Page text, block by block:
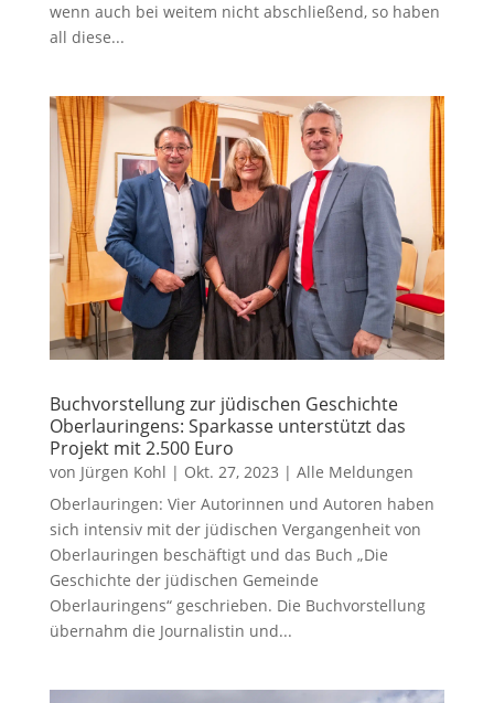
wenn auch bei weitem nicht abschließend, so haben
all diese...
Buchvorstellung zur jüdischen Geschichte
Oberlauringens: Sparkasse unterstützt das
Projekt mit 2.500 Euro
von Jürgen Kohl | Okt. 27, 2023 | Alle Meldungen
Oberlauringen: Vier Autorinnen und Autoren haben
sich intensiv mit der jüdischen Vergangenheit von
Oberlauringen beschäftigt und das Buch „Die
Geschichte der jüdischen Gemeinde
Oberlauringens“ geschrieben. Die Buchvorstellung
übernahm die Journalistin und...